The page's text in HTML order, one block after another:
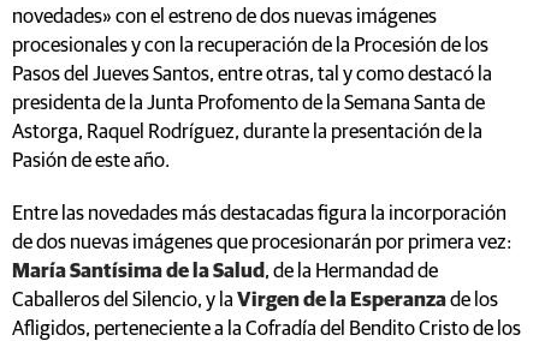
novedades» con el estreno de dos nuevas imágenes
procesionales y con la recuperación de la Procesión de los
Pasos del Jueves Santos, entre otras, tal y como destacó la
presidenta de la Junta Profomento de la Semana Santa de
Astorga, Raquel Rodríguez, durante la presentación de la
Pasión de este año.
Entre las novedades más destacadas figura la incorporación
de dos nuevas imágenes que procesionarán por primera vez:
María Santísima de la Salud , de la Hermandad de
Caballeros del Silencio, y la Virgen de la Esperanzade los
Afligidos, perteneciente a la Cofradía del Bendito Cristo de los